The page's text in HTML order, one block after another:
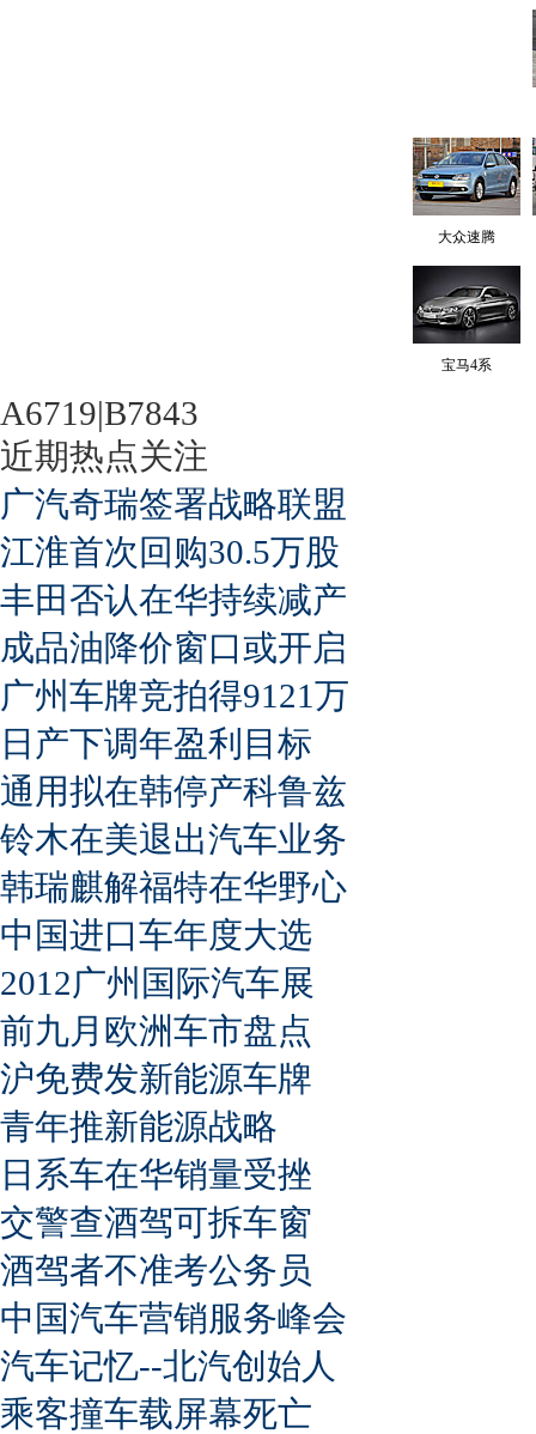
大众速腾
宝马4系
A6719|B7843
近期热点关注
广汽奇瑞签署战略联盟
江淮首次回购30.5万股
丰田否认在华持续减产
成品油降价窗口或开启
广州车牌竞拍得9121万
日产下调年盈利目标
通用拟在韩停产科鲁兹
铃木在美退出汽车业务
韩瑞麒解福特在华野心
中国进口车年度大选
2012广州国际汽车展
前九月欧洲车市盘点
沪免费发新能源车牌
青年推新能源战略
日系车在华销量受挫
交警查酒驾可拆车窗
酒驾者不准考公务员
中国汽车营销服务峰会
汽车记忆--北汽创始人
乘客撞车载屏幕死亡